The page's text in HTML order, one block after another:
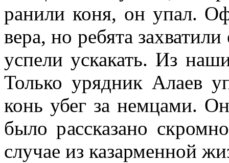
ранили коня, он упал.
вера, но ребята
успели ускакать. Из
Только урядник Алаев
конь убег за нем­цами.
было рассказано
случае из казарменной